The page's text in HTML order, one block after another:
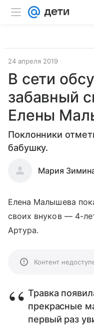
24 апреля 2019
В сети
забавный
Елены
Поклонники
бабушку.
Мария
Елена Малышева
своих внуков — 4-
Артура.
Контент
Травка
прекрасные
первый раз